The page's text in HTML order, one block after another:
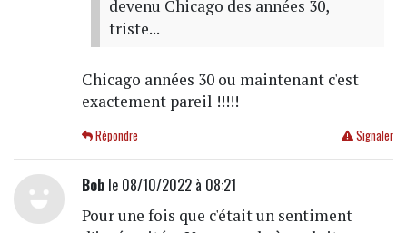
devenu Chicago des années 30,
triste...
Chicago années 30 ou maintenant c'est
exactement pareil !!!!!
Signaler
Répondre
Boble 08/10/2022 à 08:21
Pour une fois que c'était un sentiment